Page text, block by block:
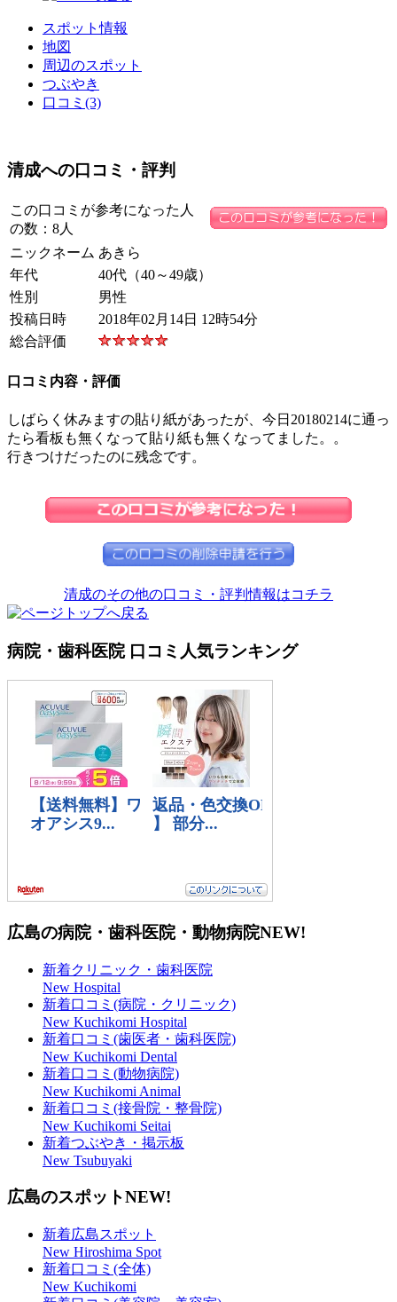
スポット情報
地図
周辺のスポット
つぶやき
口コミ(3)
清成への口コミ・評判
この口コミが参考になった人
の数：8人
ニックネーム あきら
年代
40代（40～49歳）
性別
男性
投稿日時
2018年02月14日 12時54分
総合評価
口コミ内容・評価
しばらく休みますの貼り紙があったが、今日20180214に通っ
たら看板も無くなって貼り紙も無くなってました。。
行きつけだったのに残念です。
清成のその他の口コミ・評判情報はコチラ
病院・歯科医院 口コミ人気ランキング
広島の病院・歯科医院・動物病院NEW!
新着クリニック・歯科医院
New Hospital
新着口コミ(病院・クリニック)
New Kuchikomi Hospital
新着口コミ(歯医者・歯科医院)
New Kuchikomi Dental
新着口コミ(動物病院)
New Kuchikomi Animal
新着口コミ(接骨院・整骨院)
New Kuchikomi Seitai
新着つぶやき・掲示板
New Tsubuyaki
広島のスポットNEW!
新着広島スポット
New Hiroshima Spot
新着口コミ(全体)
New Kuchikomi